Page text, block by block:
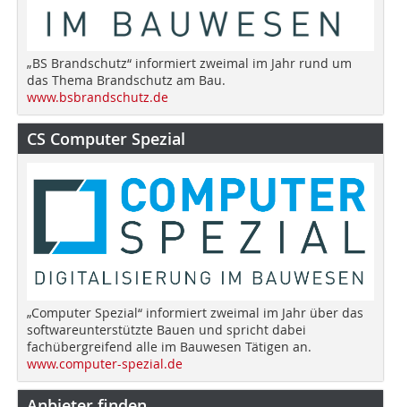
„BS Brandschutz“ informiert zweimal im Jahr rund um
das Thema Brandschutz am Bau.
www.bsbrandschutz.de
CS Computer Spezial
„Computer Spezial“ informiert zweimal im Jahr über das
softwareunterstützte Bauen und spricht dabei
fachübergreifend alle im Bauwesen Tätigen an.
www.computer-spezial.de